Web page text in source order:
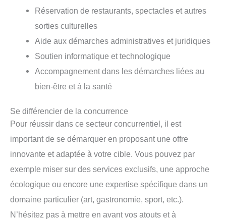
Réservation de restaurants, spectacles et autres
sorties culturelles
Aide aux démarches administratives et juridiques
Soutien informatique et technologique
Accompagnement dans les démarches liées au
bien-être et à la santé
Se différencier de la concurrence
Pour réussir dans ce secteur concurrentiel, il est
important de se démarquer en proposant une offre
innovante et adaptée à votre cible. Vous pouvez par
exemple miser sur des services exclusifs, une approche
écologique ou encore une expertise spécifique dans un
domaine particulier (art, gastronomie, sport, etc.).
N’hésitez pas à mettre en avant vos atouts et à